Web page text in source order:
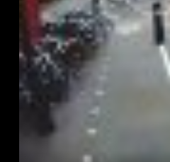
E-Mail-Adresse (optional):
Kommentar:
Alle HTML-Tags außer <br>, <strike> und <i>
URLs werden automatisch umgewandelt. Bitte